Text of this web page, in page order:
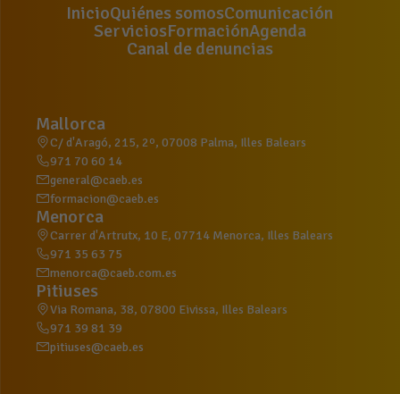
InicioQuiénes somosComunicación
ServiciosFormaciónAgenda
Canal de denuncias
Mallorca
C/ d'Aragó, 215, 2º, 07008 Palma, Illes Balears
971 70 60 14
general@caeb.es
formacion@caeb.es
Menorca
Carrer d'Artrutx, 10 E, 07714 Menorca, Illes Balears
971 35 63 75
menorca@caeb.com.es
Pitiuses
Via Romana, 38, 07800 Eivissa, Illes Balears
971 39 81 39
pitiuses@caeb.es